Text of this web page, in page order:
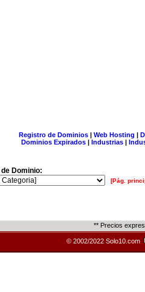
Registro de Dominios| Web Hosting |
Dominios Expirados | Industrias |
Dominio:
[Pág.
** Precios
© 2002/2022 Solo10.com